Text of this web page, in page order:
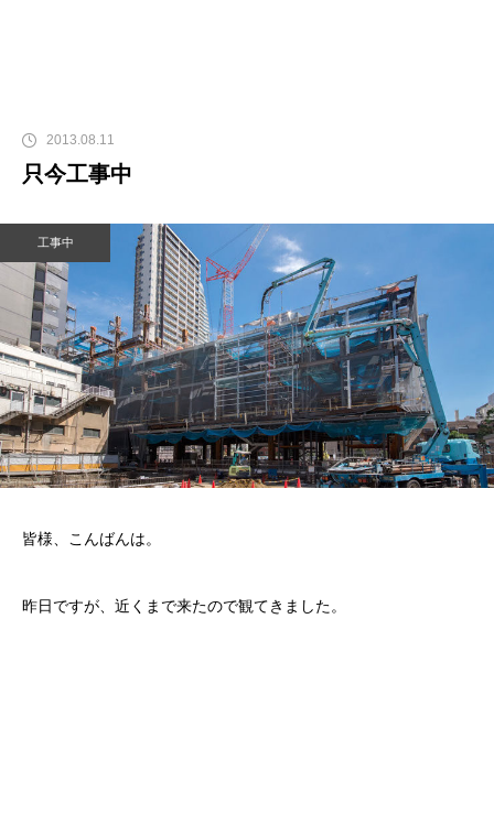
2013.08.11
只今工事中
工事中
皆様、こんばんは。
昨日ですが、近くまで来たので観てきました。